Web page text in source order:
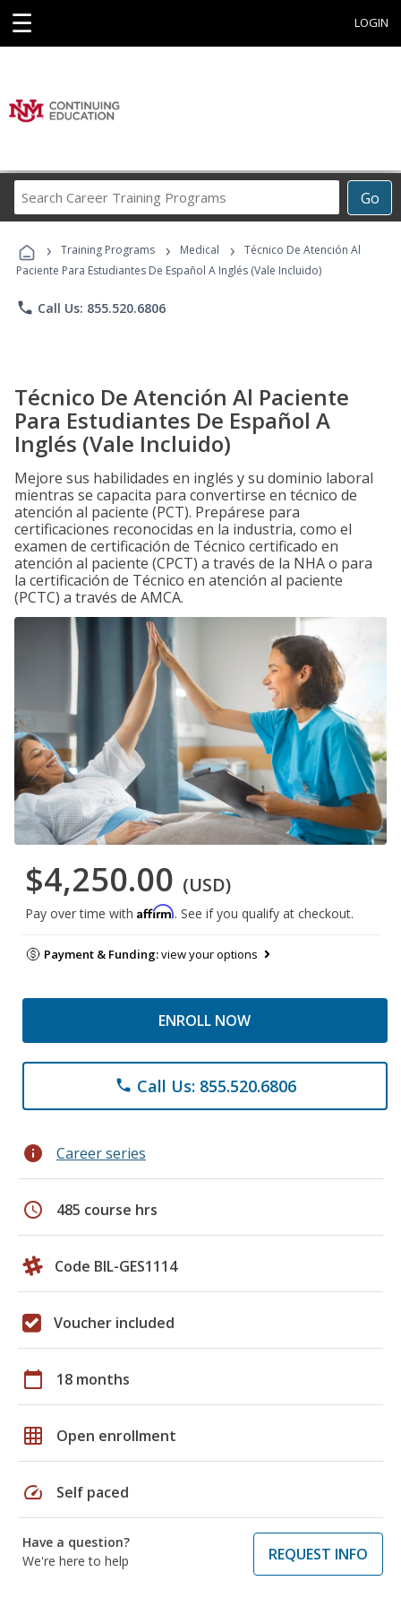
☰ LOGIN
Go
Career
Programs
› Training Programs › Medical ›
Técnico De Atención Al
Paciente Para Estudiantes De Español A Inglés (Vale Incluido)
phone Call Us: 855.520.6806
Técnico De Atención Al Paciente
Para Estudiantes De Español A
Inglés (Vale Incluido)
Mejore sus habilidades en inglés y su dominio laboral
mientras se capacita para convertirse en técnico de
atención al paciente (PCT). Prepárese para
certificaciones reconocidas en la industria, como el
examen de certificación de Técnico certificado en
atención al paciente (CPCT) a través de la NHA o para
la certificación de Técnico en atención al paciente
(PCTC) a través de AMCA.
$4,250.00 (USD)
Pay over time with Affirm. See if you qualify at checkout.
Payment & Funding:view your options
ENROLL NOW
phone Call Us: 855.520.6806
info Career series
schedule 485 course hrs
Code BIL-GES1114
Voucher included
calendar_today 18 months
grid_on Open enrollment
speed Self paced
Have a question?
We're here to help
REQUEST INFO